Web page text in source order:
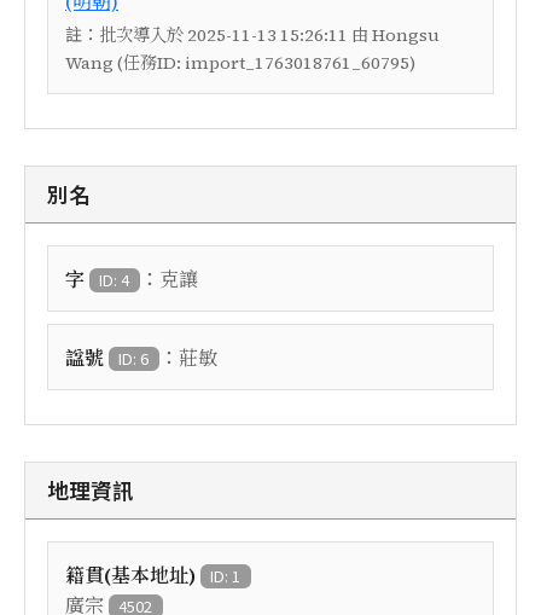
註： 批次導入於 2025-11-13 15:26:11 由 Hongsu
Wang (任務ID: import_1763018761_60795)
別名
字 ID: 4 ： 克讓
諡號 ID: 6 ： 莊敏
地理資訊
籍貫(基本地址) ID: 1
廣宗 4502